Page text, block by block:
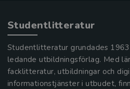
Studentlitteratur
Studentlitteratur grundades
ledande utbildningsförlag. Med
facklitteratur, utbildningar och
informationstjänster i utbudet,